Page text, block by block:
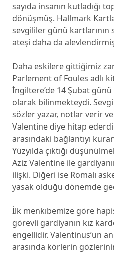
sayıda insanın kutladığı
dönüşmüş. Hallmark
sevgililer günü
ateşi daha da
Daha eskilere gittiğimiz
Parlement of Foules adlı
İngiltere’de 14 Şubat
olarak bilinmekteydi.
sözler yazar, notlar verir
Valentine diye hitap
arasındaki bağlantıyı
Yüzyılda çıktığı
Aziz Valentine ile
ilişki. Diğeri ise Romalı
yasak olduğu dönemde
İlk menkıbemize göre
görevli gardiyanın kız
engellidir. Valentinus’un
arasında körlerin